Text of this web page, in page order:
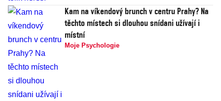
Kam na víkendový brunch v centru Prahy? Na
těchto místech si dlouhou snídani užívají i
místní
Moje Psychologie